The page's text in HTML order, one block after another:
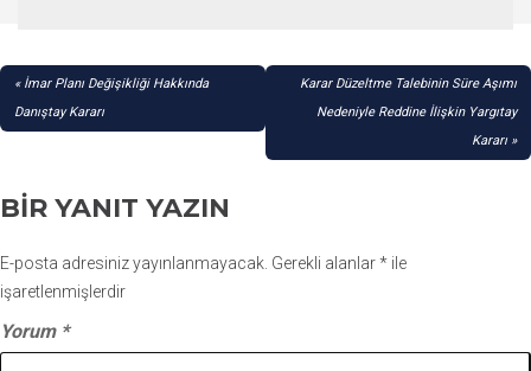
YAZI
GEZINMESI
İmar Planı Değişikliği Hakkında
Danıştay Kararı
Karar Düzeltme Talebinin Süre Aşımı
Nedeniyle Reddine İlişkin Yargıtay
Kararı
BIR YANIT YAZIN
E-posta adresiniz yayınlanmayacak. Gerekli alanlar* ile
işaretlenmişlerdir
Yorum *